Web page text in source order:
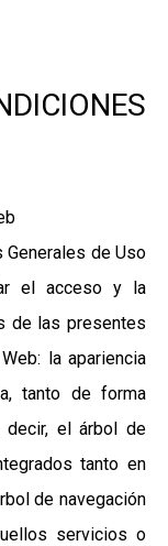
de Uso
el acceso y la
de las presentes
la apariencia
tanto de forma
decir, el árbol de
tanto en
de navegación
servicios o